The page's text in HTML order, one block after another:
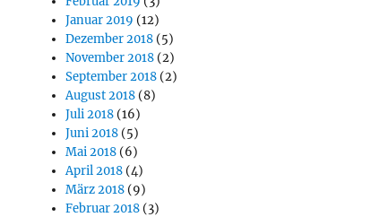
Januar 2019 (12)
Dezember 2018 (5)
November 2018 (2)
September 2018 (2)
August 2018 (8)
Juli 2018 (16)
Juni 2018 (5)
Mai 2018 (6)
April 2018 (4)
März 2018 (9)
Februar 2018 (3)